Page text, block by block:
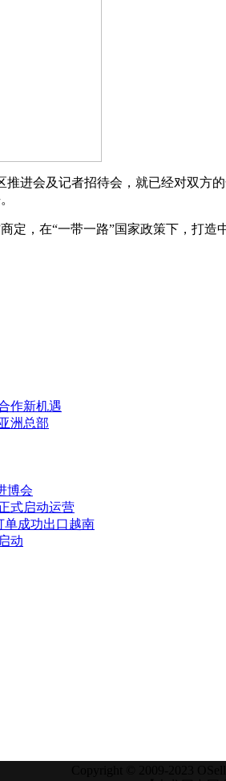
进会及记者招待会，就已经对双
，在“一带一路”国家政策下，打造
作新机遇
洲总部
博会
式启动运营
单成功出口越南
动